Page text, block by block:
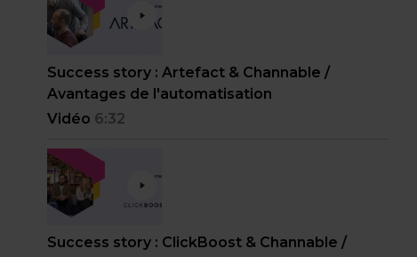
Success story : Artefact & Channable /
Avantages de l'automatisation
Vidéo 6:32
Success story : ClickBoost & Channable /